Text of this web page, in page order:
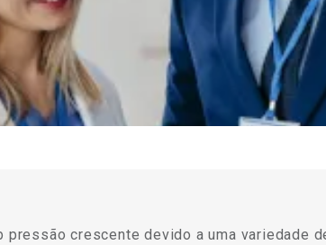
pressão crescente devido a uma variedade